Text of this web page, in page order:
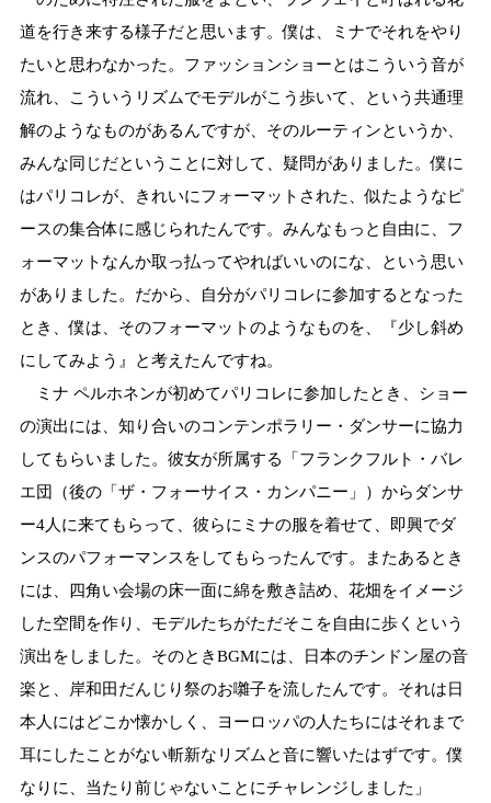
道を行き来する様子だと思います。僕は、ミナでそれをやり
たいと思わなかった。ファッションショーとはこういう音が
流れ、こういうリズムでモデルがこう歩いて、という共通理
解のようなものがあるんですが、そのルーティンというか、
みんな同じだということに対して、疑問がありました。僕に
はパリコレが、きれいにフォーマットされた、似たようなピ
ースの集合体に感じられたんです。みんなもっと自由に、フ
ォーマットなんか取っ払ってやればいいのにな、という思い
がありました。だから、自分がパリコレに参加するとなった
とき、僕は、そのフォーマットのようなものを、『少し斜め
にしてみよう』と考えたんですね。
ミナ ペルホネンが初めてパリコレに参加したとき、ショー
の演出には、知り合いのコンテンポラリー・ダンサーに協力
してもらいました。彼女が所属する「フランクフルト・バレ
エ団（後の「ザ・フォーサイス・カンパニー」）からダンサ
ー4人に来てもらって、彼らにミナの服を着せて、即興でダ
ンスのパフォーマンスをしてもらったんです。またあるとき
には、四角い会場の床一面に綿を敷き詰め、花畑をイメージ
した空間を作り、モデルたちがただそこを自由に歩くという
演出をしました。そのときBGMには、日本のチンドン屋の音
楽と、岸和田だんじり祭のお囃子を流したんです。それは日
本人にはどこか懐かしく、ヨーロッパの人たちにはそれまで
耳にしたことがない斬新なリズムと音に響いたはずです。僕
なりに、当たり前じゃないことにチャレンジしました」